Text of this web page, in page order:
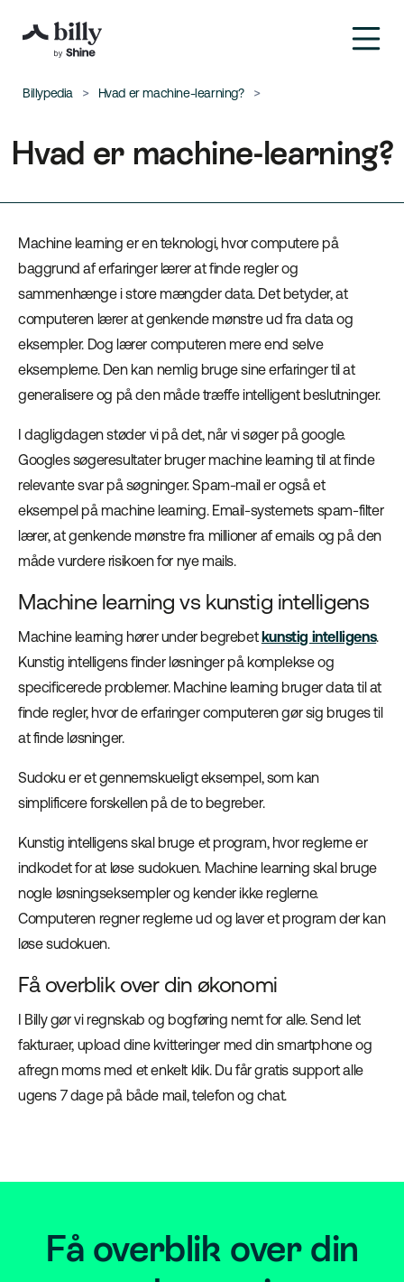
Billypedia Hvad er machine-learning?
Hvad er machine-learning?
Machine learning er en teknologi, hvor computere på
baggrund af erfaringer lærer at finde regler og
sammenhænge i store mængder data. Det betyder, at
computeren lærer at genkende mønstre ud fra data og
eksempler. Dog lærer computeren mere end selve
eksemplerne. Den kan nemlig bruge sine erfaringer til at
generalisere og på den måde træffe intelligent beslutninger.
I dagligdagen støder vi på det, når vi søger på google.
Googles søgeresultater bruger machine learning til at finde
relevante svar på søgninger. Spam-mail er også et
eksempel på machine learning. Email-systemets spam-filter
lærer, at genkende mønstre fra millioner af emails og på den
måde vurdere risikoen for nye mails.
Machine learning vs kunstig intelligens
Machine learning hører under begrebetkunstig intelligens.
Kunstig intelligens finder løsninger på komplekse og
specificerede problemer. Machine learning bruger data til at
finde regler, hvor de erfaringer computeren gør sig bruges til
at finde løsninger.
Sudoku er et gennemskueligt eksempel, som kan
simplificere forskellen på de to begreber.
Kunstig intelligens skal bruge et program, hvor reglerne er
indkodet for at løse sudokuen. Machine learning skal bruge
nogle løsningseksempler og kender ikke reglerne.
Computeren regner reglerne ud og laver et program der kan
løse sudokuen.
Få overblik over din økonomi
I Billy gør vi regnskab og bogføring nemt for alle. Send let
fakturaer, upload dine kvitteringer med din smartphone og
afregn moms med et enkelt klik. Du får gratis support alle
ugens 7 dage på både mail, telefon og chat.
Få overblik over din